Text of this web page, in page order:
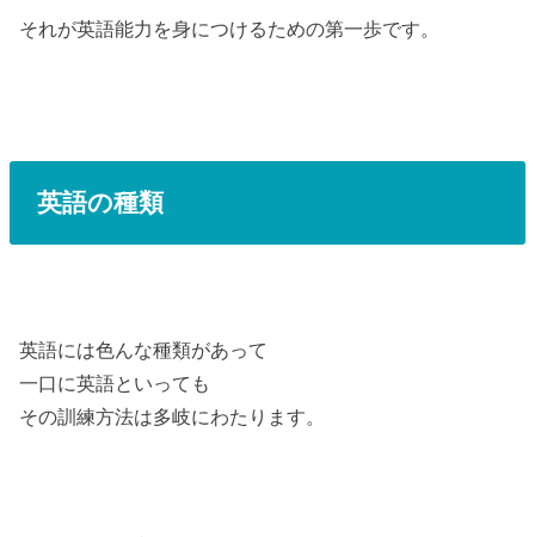
それが英語能力を身につけるための第一歩です。
英語の種類
英語には色んな種類があって
一口に英語といっても
その訓練方法は多岐にわたります。